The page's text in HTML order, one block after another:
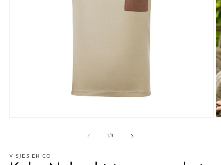
1/van
3
VISJES EN CO